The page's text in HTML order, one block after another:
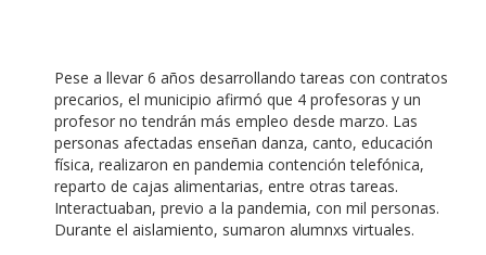
Pese a llevar 6 años desarrollando tareas con contratos
precarios, el municipio afirmó que 4 profesoras y un
profesor no tendrán más empleo desde marzo. Las
personas afectadas enseñan danza, canto, educación
física, realizaron en pandemia contención telefónica,
reparto de cajas alimentarias, entre otras tareas.
Interactuaban, previo a la pandemia, con mil personas.
Durante el aislamiento, sumaron alumnxs virtuales.